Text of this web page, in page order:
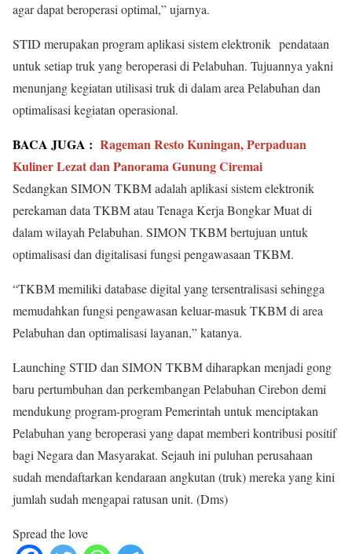
agar dapat beroperasi optimal,” ujarnya.
STID merupakan program aplikasi sistem elektronik pendataan
untuk setiap truk yang beroperasi di Pelabuhan. Tujuannya yakni
menunjang kegiatan utilisasi truk di dalam area Pelabuhan dan
optimalisasi kegiatan operasional.
BACA JUGA : Rageman Resto Kuningan, Perpaduan
Kuliner Lezat dan Panorama Gunung Ciremai
Sedangkan SIMON TKBM adalah aplikasi sistem elektronik
perekaman data TKBM atau Tenaga Kerja Bongkar Muat di
dalam wilayah Pelabuhan. SIMON TKBM bertujuan untuk
optimalisasi dan digitalisasi fungsi pengawasaan TKBM.
“TKBM memiliki database digital yang tersentralisasi sehingga
memudahkan fungsi pengawasan keluar-masuk TKBM di area
Pelabuhan dan optimalisasi layanan,” katanya.
Launching STID dan SIMON TKBM diharapkan menjadi gong
baru pertumbuhan dan perkembangan Pelabuhan Cirebon demi
mendukung program-program Pemerintah untuk menciptakan
Pelabuhan yang beroperasi yang dapat memberi kontribusi positif
bagi Negara dan Masyarakat. Sejauh ini puluhan perusahaan
sudah mendaftarkan kendaraan angkutan (truk) mereka yang kini
jumlah sudah mengapai ratusan unit. (Dms)
Spread the love